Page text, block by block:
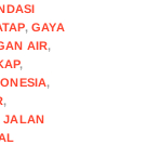
,GAYA
AIR,
,
,
,
JALAN